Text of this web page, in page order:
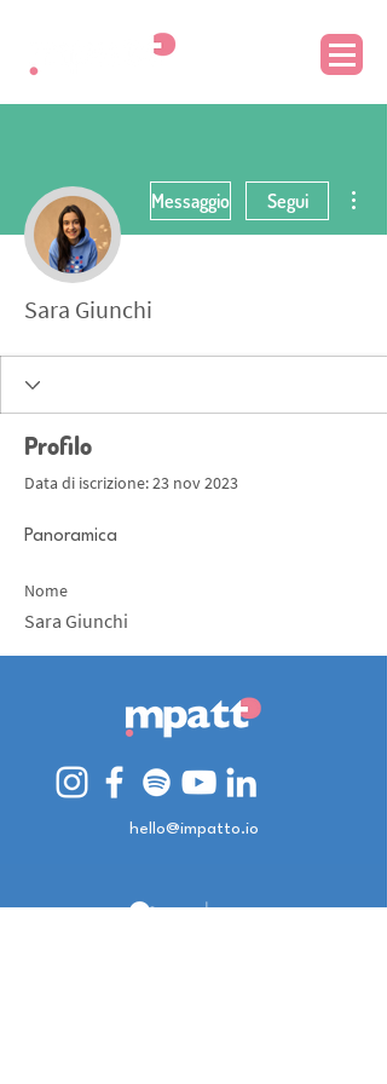
Messaggio Segui
Sara Giunchi
Profilo
Data di iscrizione: 23 nov 2023
Panoramica
Nome
Sara Giunchi
hello@impatto.io